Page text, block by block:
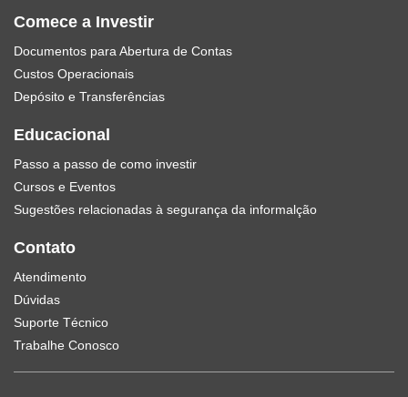
Comece a Investir
Documentos para Abertura de Contas
Custos Operacionais
Depósito e Transferências
Educacional
Passo a passo de como investir
Cursos e Eventos
Sugestões relacionadas à segurança da informalção
Contato
Atendimento
Dúvidas
Suporte Técnico
Trabalhe Conosco